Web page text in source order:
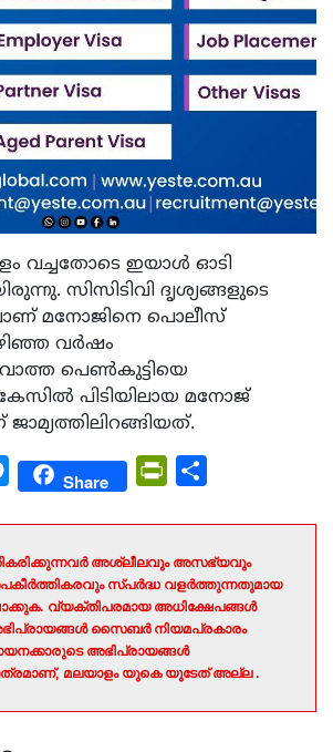
വച്ചതോടെ ഇയാൾ ഓടി
സിസിടിവി ദൃശ്യങ്ങളുടെ
മനോജിനെ പൊലീസ്
വർഷം
പെൺകുട്ടിയെ
പിടിയിലായ മനോജ്
MessengerShare PrintFriendly
അശ്ലീലവും അസഭ്യവും
സ്പർദ്ധ വളർത്തുന്നതുമായ
വ്യക്തിപരമായ അധിക്ഷേപങ്ങൾ
സൈബർ നിയമപ്രകാരം
അഭിപ്രായങ്ങൾ
മലയാളം യുകെ യുടേത് അല്ല .